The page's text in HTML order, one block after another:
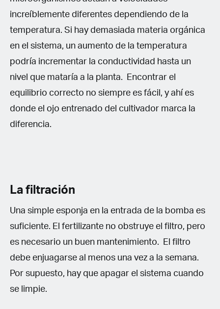
increíblemente diferentes dependiendo de la
temperatura. Si hay demasiada materia orgánica
en el sistema, un aumento de la temperatura
podría incrementar la conductividad hasta un
nivel que mataría a la planta. Encontrar el
equilibrio correcto no siempre es fácil, y ahí es
donde el ojo entrenado del cultivador marca la
diferencia.
La filtración
Una simple esponja en la entrada de la bomba es
suficiente. El fertilizante no obstruye el filtro, pero
es necesario un buen mantenimiento. El filtro
debe enjuagarse al menos una vez a la semana.
Por supuesto, hay que apagar el sistema cuando
se limpie.